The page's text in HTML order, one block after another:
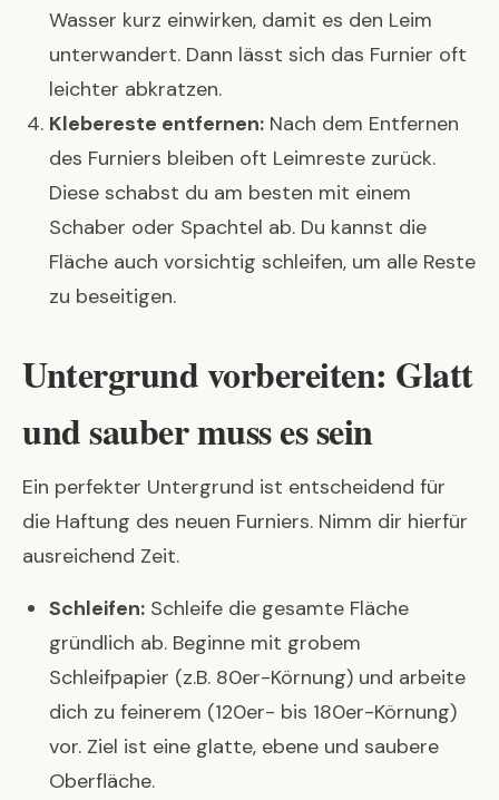
Wasser kurz einwirken, damit es den Leim
unterwandert. Dann lässt sich das Furnier oft
leichter abkratzen.
Klebereste entfernen: Nach dem Entfernen
des Furniers bleiben oft Leimreste zurück.
Diese schabst du am besten mit einem
Schaber oder Spachtel ab. Du kannst die
Fläche auch vorsichtig schleifen, um alle Reste
zu beseitigen.
Untergrund vorbereiten: Glatt
und sauber muss es sein
Ein perfekter Untergrund ist entscheidend für
die Haftung des neuen Furniers. Nimm dir hierfür
ausreichend Zeit.
Schleifen: Schleife die gesamte Fläche
gründlich ab. Beginne mit grobem
Schleifpapier (z.B. 80er-Körnung) und arbeite
dich zu feinerem (120er- bis 180er-Körnung)
vor. Ziel ist eine glatte, ebene und saubere
Oberfläche.